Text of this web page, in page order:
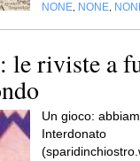
NONE NONE
le riviste a
Un gioco:
Interdonato